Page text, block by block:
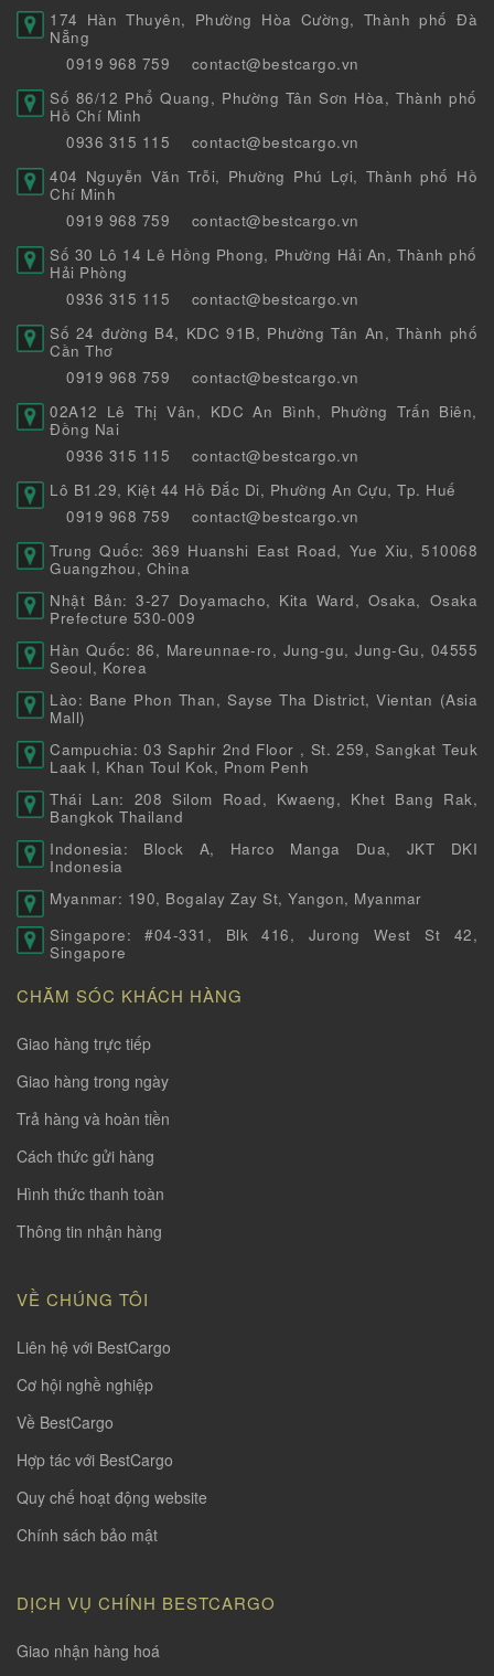
174 Hàn Thuyên, Phường Hòa Cường, Thành phố Đà
Nẵng
0919 968 759
contact@bestcargo.vn
Số 86/12 Phổ Quang, Phường Tân Sơn Hòa, Thành phố
Hồ Chí Minh
0936 315 115
contact@bestcargo.vn
404 Nguyễn Văn Trỗi, Phường Phú Lợi, Thành phố Hồ
Chí Minh
0919 968 759
contact@bestcargo.vn
Số 30 Lô 14 Lê Hồng Phong, Phường Hải An, Thành phố
Hải Phòng
0936 315 115
contact@bestcargo.vn
Số 24 đường B4, KDC 91B, Phường Tân An, Thành phố
Cần Thơ
0919 968 759
contact@bestcargo.vn
02A12 Lê Thị Vân, KDC An Bình, Phường Trấn Biên,
Đồng Nai
0936 315 115
contact@bestcargo.vn
Lô B1.29, Kiệt 44 Hồ Đắc Di, Phường An Cựu, Tp. Huế
0919 968 759
contact@bestcargo.vn
Trung Quốc: 369 Huanshi East Road, Yue Xiu, 510068
Guangzhou, China
Nhật Bản: 3-27 Doyamacho, Kita Ward, Osaka, Osaka
Prefecture 530-009
Hàn Quốc: 86, Mareunnae-ro, Jung-gu, Jung-Gu, 04555
Seoul, Korea
Lào: Bane Phon Than, Sayse Tha District, Vientan (Asia
Mall)
Campuchia: 03 Saphir 2nd Floor , St. 259, Sangkat Teuk
Laak I, Khan Toul Kok, Pnom Penh
Thái Lan: 208 Silom Road, Kwaeng, Khet Bang Rak,
Bangkok Thailand
Indonesia: Block A, Harco Manga Dua, JKT DKI
Indonesia
Myanmar: 190, Bogalay Zay St, Yangon, Myanmar
Singapore: #04-331, Blk 416, Jurong West St 42,
Singapore
CHĂM SÓC KHÁCH HÀNG
Giao hàng trực tiếp
Giao hàng trong ngày
Trả hàng và hoàn tiền
Cách thức gửi hàng
Hình thức thanh toàn
Thông tin nhận hàng
VỀ CHÚNG TÔI
Liên hệ với BestCargo
Cơ hội nghề nghiệp
Về BestCargo
Hợp tác với BestCargo
Quy chế hoạt động website
Chính sách bảo mật
DỊCH VỤ CHÍNH BESTCARGO
Giao nhận hàng hoá